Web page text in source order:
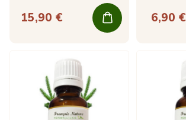
15,90 € 6,90 €